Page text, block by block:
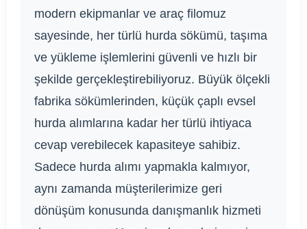
modern ekipmanlar ve araç filomuz
sayesinde, her türlü hurda sökümü, taşıma
ve yükleme işlemlerini güvenli ve hızlı bir
şekilde gerçekleştirebiliyoruz. Büyük ölçekli
fabrika sökümlerinden, küçük çaplı evsel
hurda alımlarına kadar her türlü ihtiyaca
cevap verebilecek kapasiteye sahibiz.
Sadece hurda alımı yapmakla kalmıyor,
aynı zamanda müşterilerimize geri
dönüşüm konusunda danışmanlık hizmeti